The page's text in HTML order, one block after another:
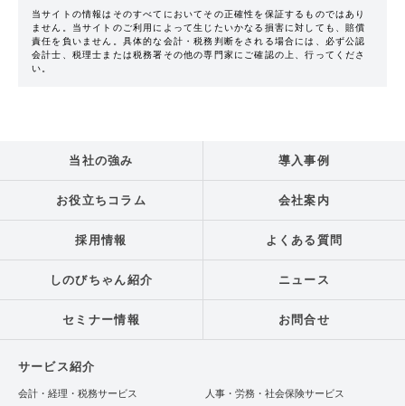
当サイトの情報はそのすべてにおいてその正確性を保証するものではあり
ません。当サイトのご利用によって生じたいかなる損害に対しても、賠償
責任を負いません。具体的な会計・税務判断をされる場合には、必ず公認
会計士、税理士または税務署その他の専門家にご確認の上、行ってくださ
い。
当社の強み 導入事例
お役立ちコラム 会社案内
採用情報 よくある質問
しのびちゃん紹介 ニュース
セミナー情報 お問合せ
サービス紹介
会計・経理・税務サービス 人事・労務・社会保険サービス